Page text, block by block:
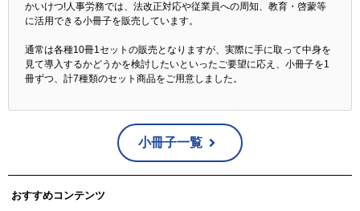
かいけつ!人事労務では、法改正対応や従業員への周知、教育・啓蒙等
に活用できる小冊子を販売しています。
通常は各種10冊1セットの販売となりますが、実際に手に取って中身を
見て導入するかどうかを検討したいといったご要望に応え、小冊子を1
冊ずつ、計7種類のセット商品をご用意しました。
小冊子一覧
おすすめコンテンツ